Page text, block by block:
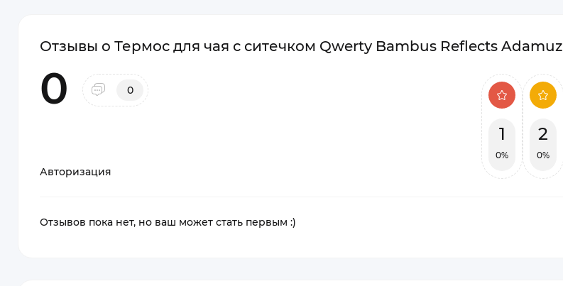
Отзывы о Термос для чая с ситечком Qwerty Bambus Reflects Adamuz
0 0
Авторизация
1
0%
2
0%
Отзывов пока нет, но ваш может стать первым :)